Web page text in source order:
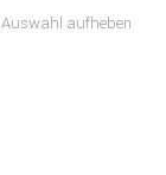
Auswahl aufheben